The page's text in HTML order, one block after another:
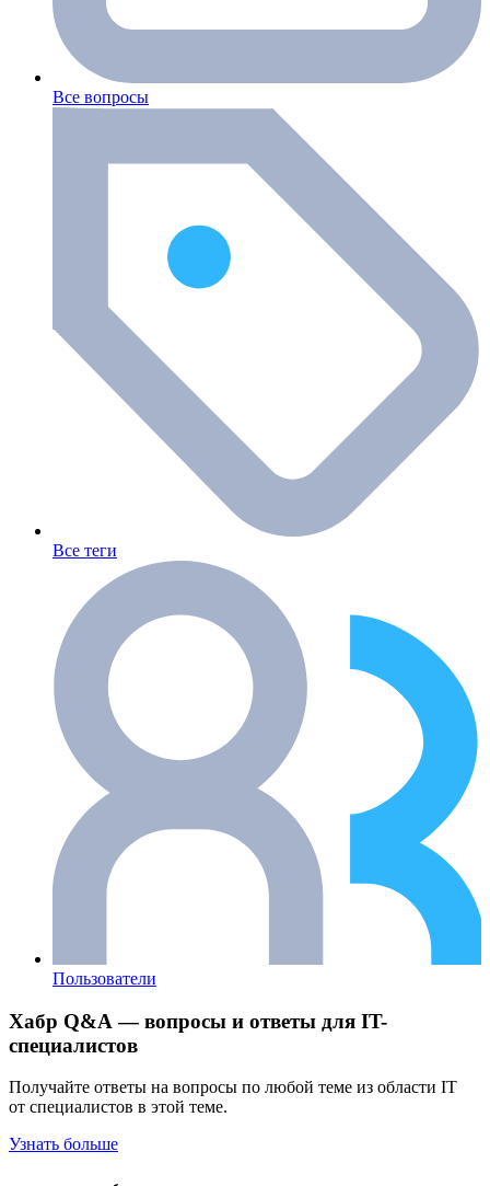
Все вопросы
Все теги
Пользователи
Хабр Q&A — вопросы и ответы для IT-
специалистов
Получайте ответы на вопросы по любой теме из области IT
от специалистов в этой теме.
Узнать больше